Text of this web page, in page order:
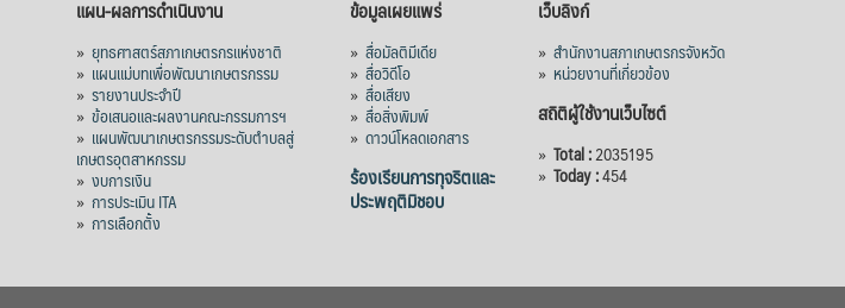
แผน-ผลการดำเนินงาน
» ยุทธศาสตร์สภาเกษตรกรแห่งชาติ
» แผนแม่บทเพื่อพัฒนาเกษตรกรรม
» รายงานประจำปี
» ข้อเสนอและผลงานคณะกรรมการฯ
» แผนพัฒนาเกษตรกรรมระดับตำบลสู่
เกษตรอุตสาหกรรม
» งบการเงิน
» การประเมิน ITA
» การเลือกตั้ง
ข้อมูลเผยแพร่
» สื่อมัลติมีเดีย
» สื่อวิดีโอ
» สื่อเสียง
» สื่อสิ่งพิมพ์
» ดาวน์โหลดเอกสาร
ร้องเรียนการทุจริตและ
ประพฤติมิชอบ
เว็บลิงก์
» สำนักงานสภาเกษตรกรจังหวัด
» หน่วยงานที่เกี่ยวข้อง
สถิติผู้ใช้งานเว็บไซต์
» Total :2035195
» Today :454